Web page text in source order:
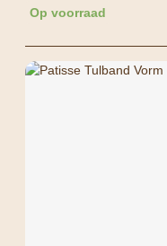
Op voorraad